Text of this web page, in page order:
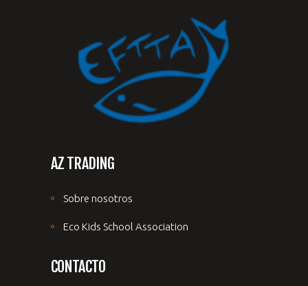
AZ TRADING
Sobre nosotros
Eco Kids School Association
CONTACTO